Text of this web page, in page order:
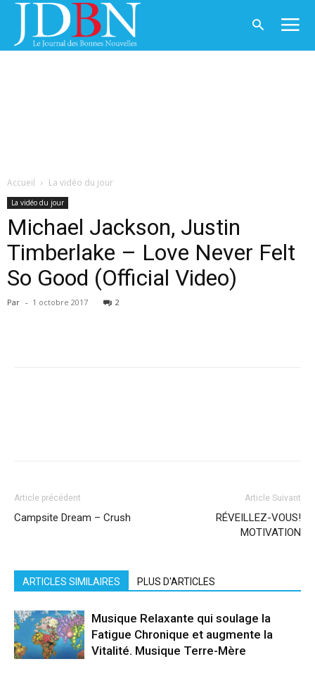
Accueil La vidéo du jour
La vidéo du jour
Michael Jackson, Justin
Timberlake – Love Never Felt
So Good (Official Video)
Par - 1 octobre 2017 2
Article précédent
Campsite Dream – Crush
Article Suivant
RÉVEILLEZ-VOUS!
MOTIVATION
ARTICLES SIMILAIRES PLUS D'ARTICLES
Musique Relaxante qui soulage la
Fatigue Chronique et augmente la
Vitalité. Musique Terre-Mère